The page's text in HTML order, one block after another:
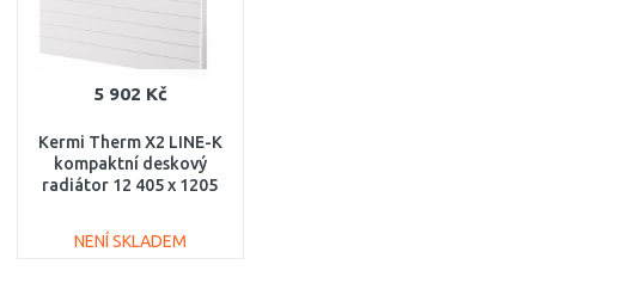
5 902 Kč
Kermi Therm X2 LINE-K
kompaktní deskový
radiátor 12 405 x 1205
NENÍ SKLADEM